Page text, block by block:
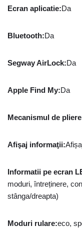
Ecran aplicatie:Da
Bluetooth:Da
Segway AirLock:Da
Apple Find My:Da
Mecanismul de pliere
Afişaj informaţii:
Informatii pe ecran
moduri, întreținere,
stânga/dreapta)
Moduri rulare:eco,